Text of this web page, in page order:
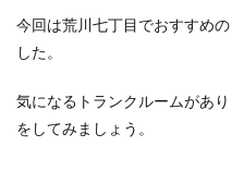
今回は荒川七丁目でおすすめ
した。
気になるトランクルームがあ
をしてみましょう。